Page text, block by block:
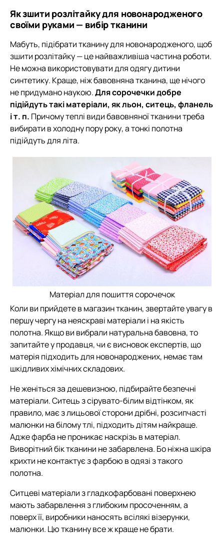
Як зшити розлітайку для новонародженого
своїми руками — вибір тканини
Мабуть, підібрати тканину для новонародженого, щоб
зшити розлітайку — це найважливіша частина роботи.
Не можна використовувати для одягу дитини
синтетику. Краще, ніж бавовняна тканина, ще нічого
не придумано наукою.Для сорочечки добре
підійдуть такі матеріали, як льон, ситець, фланель
і т. п. Причому теплі види бавовняної тканини треба
вибирати в холодну пору року, а тонкі полотна
підійдуть для літа.
Матеріал для пошиття сорочечок
Коли ви прийдете в магазин тканин, звертайте увагу в
першу чергу на неяскраві матеріали і на якість
полотна. Якщо ви вибрали натуральна бавовна, то
запитайте у продавця, чи є висновок експертів, що
матерія підходить для новонароджених, немає там
шкідливих хімічних складових.
Не женіться за дешевизною, підбирайте безпечні
матеріали. Ситець з сірувато-білим відтінком, як
правило, має з лицьової сторони дрібні, розсипчасті
малюнки на білому тлі, підходить дітям найкраще.
Адже фарба не проникає наскрізь в матеріал.
Виворітний бік тканини не забарвлена. Бо ніжна шкіра
крихти не контактує з фарбою в одязі з такого
полотна.
Ситцеві матеріали з гладкофарбовані поверхнею
мають забарвлення з глибоким просоченням, а
поверх її, виробники наносять всілякі візерунки,
малюнки. Цю тканину все ж краще не брати.